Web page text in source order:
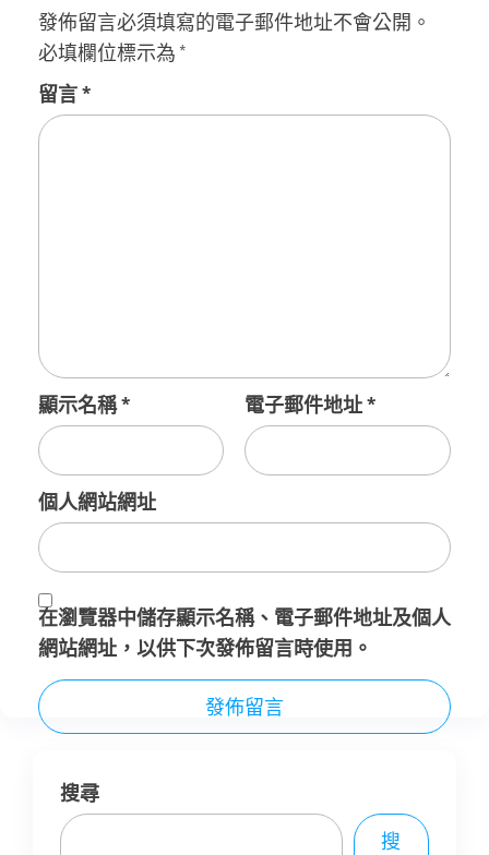
發佈留言必須填寫的電子郵件地址不會公開。
必填欄位標示為 *
留言*
顯示名稱* 電子郵件地址*
個人網站網址
在瀏覽器中儲存顯示名稱、電子郵件地址及個人
網站網址，以供下次發佈留言時使用。
搜尋
搜